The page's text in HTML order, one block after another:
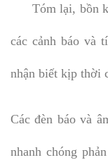
Tóm lại, bồn
các cảnh báo và
nhận biết kịp thời
Các đèn báo và
nhanh chóng